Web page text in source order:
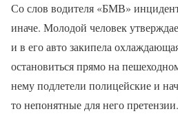
Со слов водителя «БМВ»
иначе. Молодой человек
и в его авто закипела
остановиться прямо на
нему подлетели полицейские и
то непонятные для него